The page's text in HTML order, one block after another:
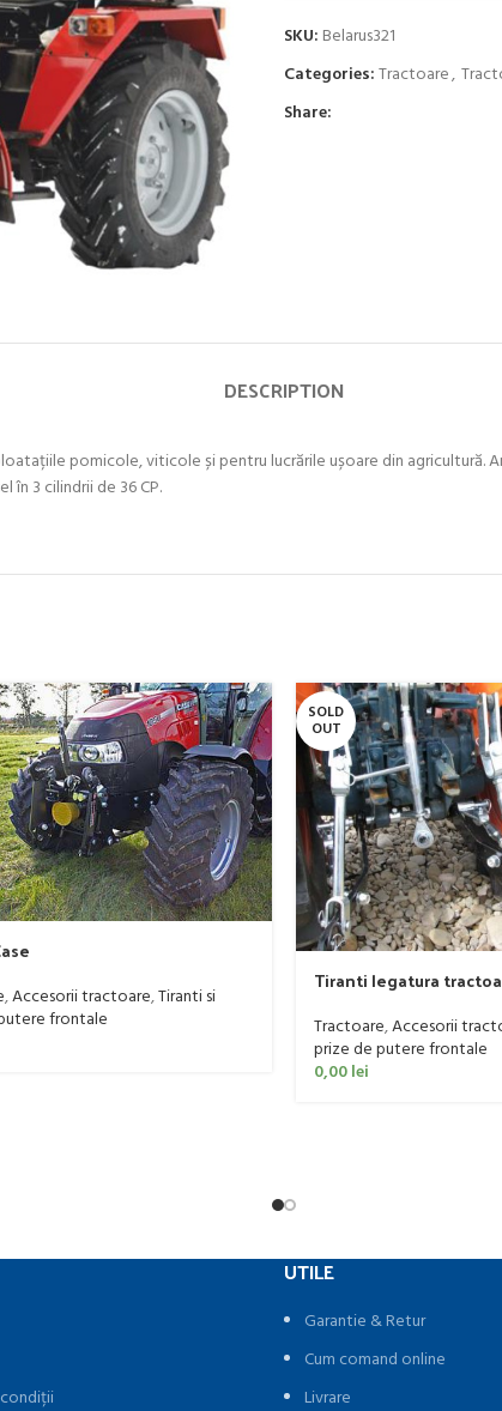
SKU: Belarus321
Categories:Tractoare,
Share:
DESCRIPTION
pomicole, viticole și pentru lucrările ușoare din agricultură.
3 cilindrii de 36 CP.
,Accesorii tractoare,Tiranti si
frontale
SOLD
OUT
Tiranti legatura
Tractoare,Accesorii
prize de putere frontale
0,00lei
UTILE
Garantie & Retur
Cum comand online
Livrare